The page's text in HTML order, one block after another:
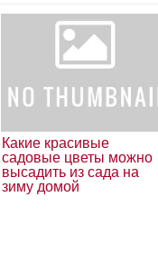
Какие красивые
садовые цветы можно
высадить из сада на
зиму домой